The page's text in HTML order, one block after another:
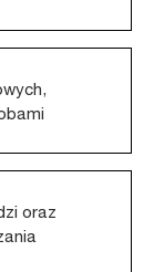
oraz